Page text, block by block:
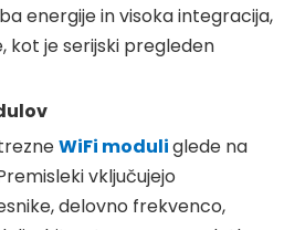
energije in visoka integracija,
kot je serijski pregleden
WiFi moduliglede na
vključujejo
delovno frekvenco,